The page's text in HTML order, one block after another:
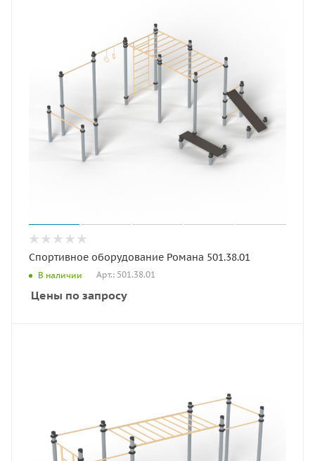
Спортивное оборудование Романа 501.38.01
В наличии Арт.: 501.38.01
Цены по запросу